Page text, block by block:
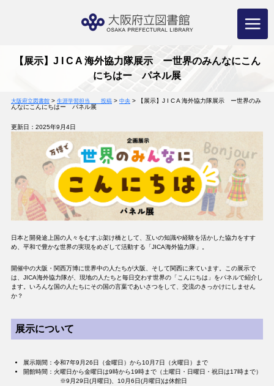
【展示】J I C A 海外協力隊展示 ー世界のみんなにこん
にちはー パネル展
大阪府立図書館> 生涯学習担当 投稿> 中央>
【展示】J I C A 海外協力隊展示 ー世界のみ
んなにこんにちはー パネル展
更新日：2025年9月4日
日本と開発途上国の人々をむすぶ架け橋として、互いの知識や経験を活かした協力をすす
め、平和で豊かな世界の実現をめざして活動する「JICA海外協力隊」。
開催中の大阪・関西万博に世界中の人たちが大阪、そして関西に来ています。この展示で
は、JICA海外協力隊が、現地の人たちと毎日交わす世界の「こんにちは」をパネルで紹介し
ます。いろんな国の人たちにその国の言葉であいさつをして、交流のきっかけにしません
か？
展示について
展示期間：令和7年9月26日（金曜日）から10月7日（火曜日）まで
開館時間：火曜日から金曜日は9時から19時まで（土曜日・日曜日・祝日は17時まで）
​ ※9月29日(月曜日)、10月6日(月曜日)は休館日